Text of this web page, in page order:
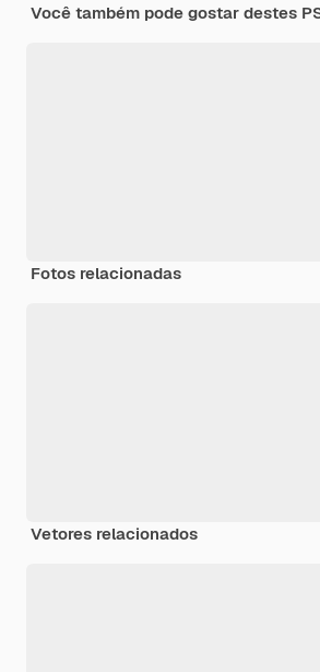
Você também pode gostar destes
Fotos relacionadas
Vetores relacionados